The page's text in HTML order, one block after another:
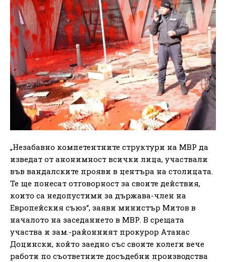
„Незабавно компетентните структури на МВР да
изведат от анонимност всички лица, участвали
във вандалските прояви в центъра на столицата.
Те ще понесат отговорност за своите действия,
които са недопустими за държава-член на
Европейския съюз“, заяви министър Митов в
началото на заседанието в МВР. В срещата
участва и зам.-районният прокурор Атанас
Доцински, който заедно със своите колеги вече
работи по съответните досъдебни производства